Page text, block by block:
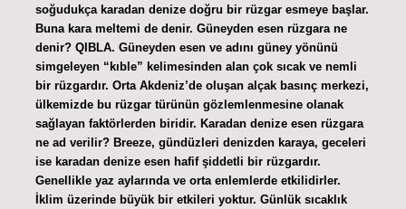
soğudukça karadan denize doğru bir rüzgar esmeye başlar.
Buna kara meltemi de denir. Güneyden esen rüzgara ne
denir? QIBLA. Güneyden esen ve adını güney yönünü
simgeleyen “kıble” kelimesinden alan çok sıcak ve nemli
bir rüzgardır. Orta Akdeniz’de oluşan alçak basınç merkezi,
ülkemizde bu rüzgar türünün gözlemlenmesine olanak
sağlayan faktörlerden biridir. Karadan denize esen rüzgara
ne ad verilir? Breeze, gündüzleri denizden karaya, geceleri
ise karadan denize esen hafif şiddetli bir rüzgardır.
Genellikle yaz aylarında ve orta enlemlerde etkilidirler.
İklim üzerinde büyük bir etkileri yoktur. Günlük sıcaklık